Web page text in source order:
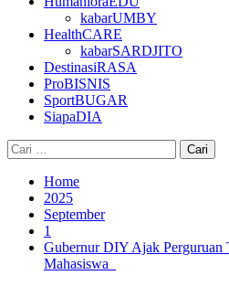
kabarUMBY
HealthCARE
kabarSARDJITO
DestinasiRASA
ProBISNIS
SportBUGAR
SiapaDIA
Cari
untuk:
Home
2025
September
1
Gubernur DIY Ajak Perguruan
Mahasiswa